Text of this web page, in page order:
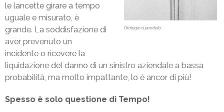
Orologio a pendolo
le lancette girare a tempo
uguale e misurato, è
grande. La soddisfazione di
aver prevenuto un
incidente o ricevere la
liquidazione del danno di un sinistro aziendale a bassa
probabilità, ma molto impattante, lo è ancor di più!
Spesso è solo questione di Tempo!